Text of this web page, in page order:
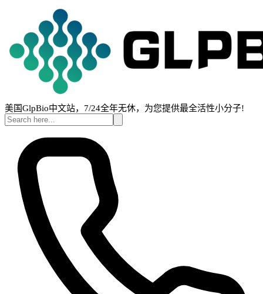
美国GlpBio中文站，7/24全年无休，为您提供最全活性小分子!